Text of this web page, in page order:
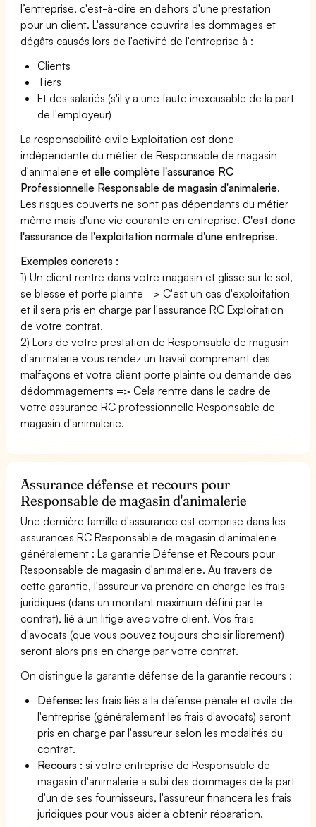
l’entreprise, c'est-à-dire en dehors d'une prestation
pour un client. L'assurance couvrira les dommages et
dégâts causés lors de l'activité de l'entreprise à :
Clients
Tiers
Et des salariés (s'il y a une faute inexcusable de la part
de l'employeur)
La responsabilité civile Exploitation est donc
indépendante du métier de Responsable de magasin
d'animalerie etelle complète l'assurance RC
Professionnelle Responsable de magasin d'animalerie.
Les risques couverts ne sont pas dépendants du métier
même mais d'une vie courante en entreprise.C'est donc
l'assurance de l'exploitation normale d'une entreprise.
Exemples concrets :
1) Un client rentre dans votre magasin et glisse sur le sol,
se blesse et porte plainte => C'est un cas d'exploitation
et il sera pris en charge par l'assurance RC Exploitation
de votre contrat.
2) Lors de votre prestation de Responsable de magasin
d'animalerie vous rendez un travail comprenant des
malfaçons et votre client porte plainte ou demande des
dédommagements => Cela rentre dans le cadre de
votre assurance RC professionnelle Responsable de
magasin d'animalerie.
Assurance défense et recours pour
Responsable de magasin d'animalerie
Une dernière famille d'assurance est comprise dans les
assurances RC Responsable de magasin d'animalerie
généralement : La garantie Défense et Recours pour
Responsable de magasin d'animalerie. Au travers de
cette garantie, l'assureur va prendre en charge les frais
juridiques (dans un montant maximum défini par le
contrat), lié à un litige avec votre client. Vos frais
d'avocats (que vous pouvez toujours choisir librement)
seront alors pris en charge par votre contrat.
On distingue la garantie défense de la garantie recours :
Défense: les frais liés à la défense pénale et civile de
l'entreprise (généralement les frais d'avocats) seront
pris en charge par l'assureur selon les modalités du
contrat.
Recours : si votre entreprise de Responsable de
magasin d'animalerie a subi des dommages de la part
d'un de ses fournisseurs, l'assureur financera les frais
juridiques pour vous aider à obtenir réparation.